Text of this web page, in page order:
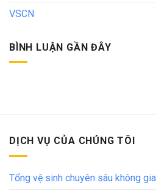
VSCN
BÌNH LUẬN GẦN ĐÂY
DỊCH VỤ CỦA CHÚNG TÔI
Tổng vệ sinh chuyên sâu không